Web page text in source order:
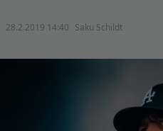
28.2.2019 14:40 Saku Schildt